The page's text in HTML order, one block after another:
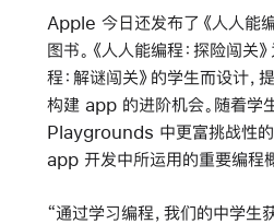
Apple 今日还发布了《人人能
图书。《人人能编程：探险闯关
程：解谜闯关》的学生而设计
构建 app 的进阶机会。随着
Playgrounds 中更富挑战性的
app 开发中所运用的重要编程概
“通过学习编程，我们的中学生